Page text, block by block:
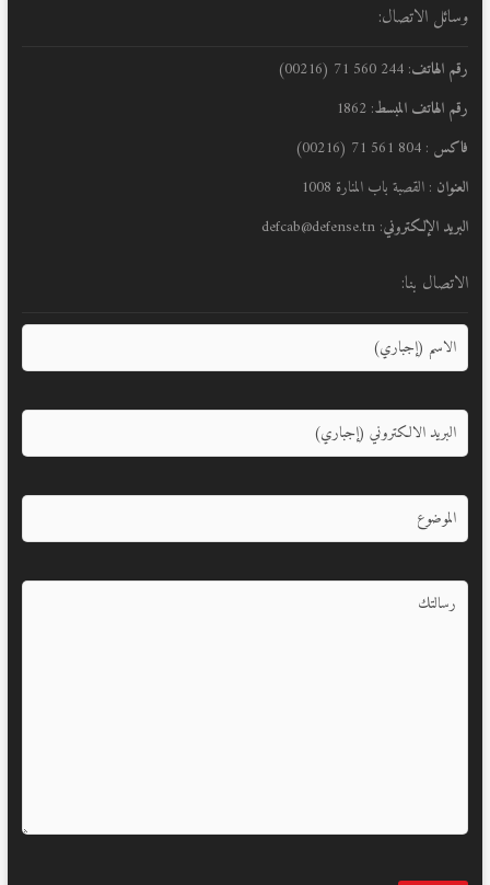
وسائل الاتصال:
رقم الهاتف: 244 560 71 (00216)
رقم الهاتف المبسط: 1862
فاكس : 804 561 71 (00216)
العنوان : القصبة باب المنارة 1008
البريد الإلكتروني: defcab@defense.tn
الاتصال بنا: